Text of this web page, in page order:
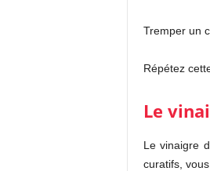
Tremper un
Répétez
Le
Le vinaigre
curatifs,